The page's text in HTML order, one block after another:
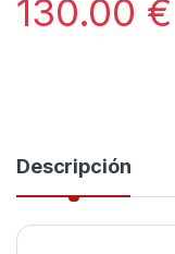
130.00 €
Descripción